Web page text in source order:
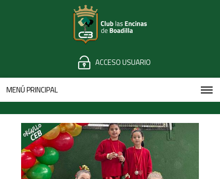
ACCESO USUARIO
MENÚ PRINCIPAL